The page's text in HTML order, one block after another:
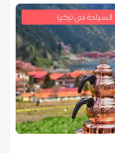
السياحة في تركيا